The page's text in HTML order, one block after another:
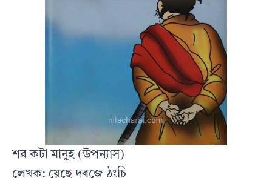
শৱ কটা মানুহ (উপন্যাস)
লেখক: য়েছে দৰজে ঠংচি